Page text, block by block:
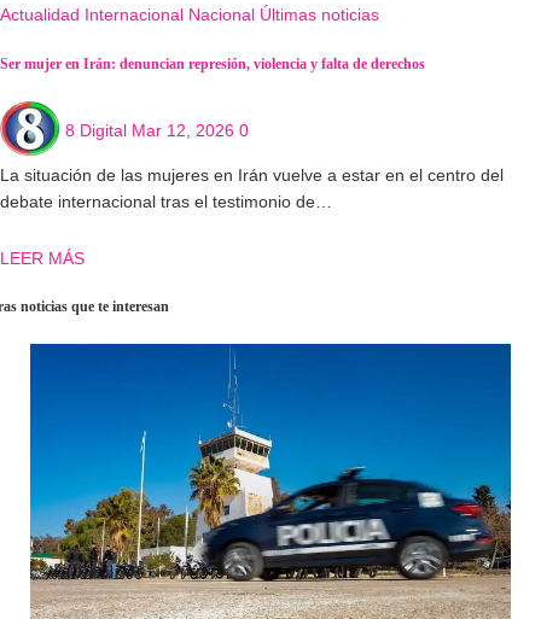
Actualidad Internacional Nacional Últimas noticias
Ser mujer en Irán: denuncian represión, violencia y falta de derechos
8 Digital Mar 12, 2026 0
La situación de las mujeres en Irán vuelve a estar en el centro del
debate internacional tras el testimonio de…
LEER MÁS
noticias que te interesan